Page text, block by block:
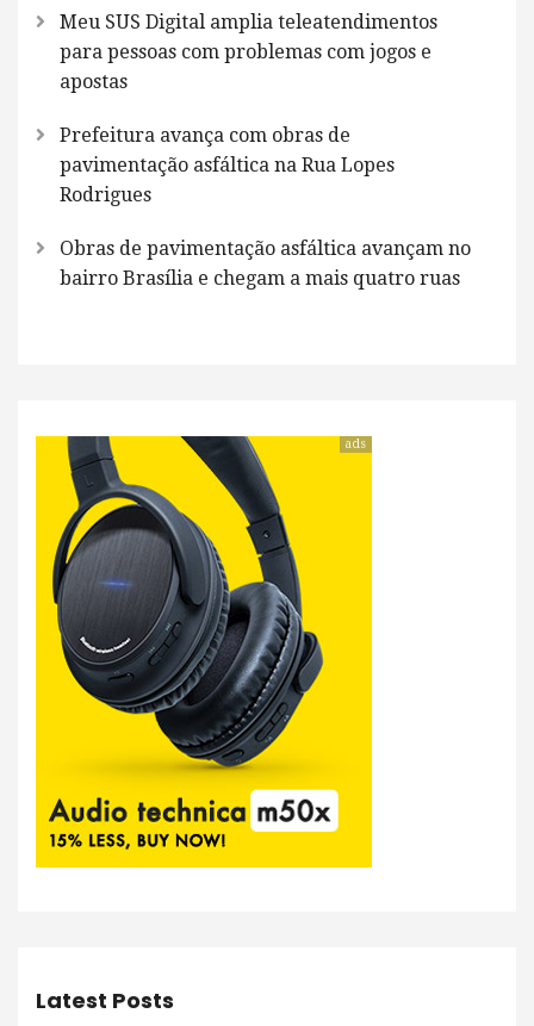
Meu SUS Digital amplia teleatendimentos
para pessoas com problemas com jogos e
apostas
Prefeitura avança com obras de
pavimentação asfáltica na Rua Lopes
Rodrigues
Obras de pavimentação asfáltica avançam no
bairro Brasília e chegam a mais quatro ruas
ads
Latest Posts